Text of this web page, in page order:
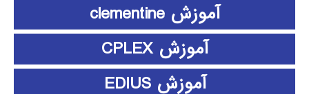
آموزش clementine
آموزش CPLEX
آموزش EDIUS